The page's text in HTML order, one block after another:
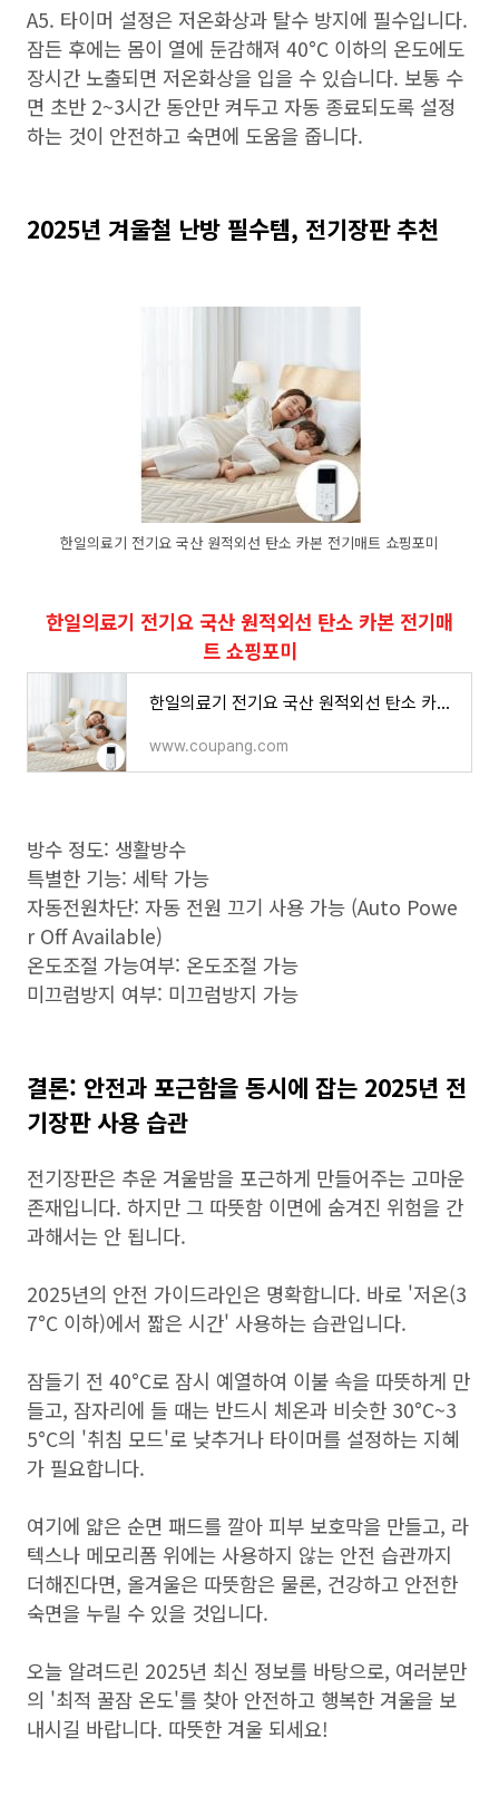
A5. 타이머 설정은 저온화상과 탈수 방지에 필수입니다.
잠든 후에는 몸이 열에 둔감해져 40°C 이하의 온도에도
장시간 노출되면 저온화상을 입을 수 있습니다. 보통 수
면 초반 2~3시간 동안만 켜두고 자동 종료되도록 설정
하는 것이 안전하고 숙면에 도움을 줍니다.
2025년 겨울철 난방 필수템, 전기장판 추천
한일의료기 전기요 국산 원적외선 탄소 카본 전기매트 쇼핑포미
한일의료기 전기요 국산 원적외선 탄소 카본 전기매
트 쇼핑포미
한일의료기 전기요 국산 원적외선 탄소 카본 전기매트 쇼핑포미 - 전기요 | 쿠팡
www.coupang.com
방수 정도: 생활방수
특별한 기능: 세탁 가능
자동전원차단: 자동 전원 끄기 사용 가능 (Auto Powe
r Off Available)
온도조절 가능여부: 온도조절 가능
미끄럼방지 여부: 미끄럼방지 가능
결론: 안전과 포근함을 동시에 잡는 2025년 전
기장판 사용 습관
전기장판은 추운 겨울밤을 포근하게 만들어주는 고마운
존재입니다. 하지만 그 따뜻함 이면에 숨겨진 위험을 간
과해서는 안 됩니다.
2025년의 안전 가이드라인은 명확합니다. 바로 '저온(3
7°C 이하)에서 짧은 시간' 사용하는 습관입니다.
잠들기 전 40°C로 잠시 예열하여 이불 속을 따뜻하게 만
들고, 잠자리에 들 때는 반드시 체온과 비슷한 30°C~3
5°C의 '취침 모드'로 낮추거나 타이머를 설정하는 지혜
가 필요합니다.
여기에 얇은 순면 패드를 깔아 피부 보호막을 만들고, 라
텍스나 메모리폼 위에는 사용하지 않는 안전 습관까지
더해진다면, 올겨울은 따뜻함은 물론, 건강하고 안전한
숙면을 누릴 수 있을 것입니다.
오늘 알려드린 2025년 최신 정보를 바탕으로, 여러분만
의 '최적 꿀잠 온도'를 찾아 안전하고 행복한 겨울을 보
내시길 바랍니다. 따뜻한 겨울 되세요!